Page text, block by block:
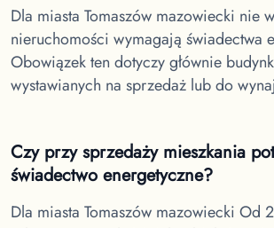
Dla miasta Tomaszów mazowiecki nie
nieruchomości wymagają świadectwa
Obowiązek ten dotyczy głównie
wystawianych na sprzedaż lub do
Czy przy sprzedaży mieszkania
świadectwo energetyczne?
Dla miasta Tomaszów mazowiecki Od